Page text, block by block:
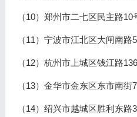
（10）郑州市二七区民主路10
（11）宁波市江北区大闸南
（12）杭州市上城区钱江路
（13）金华市金东区东市南
（14）绍兴市越城区胜利东